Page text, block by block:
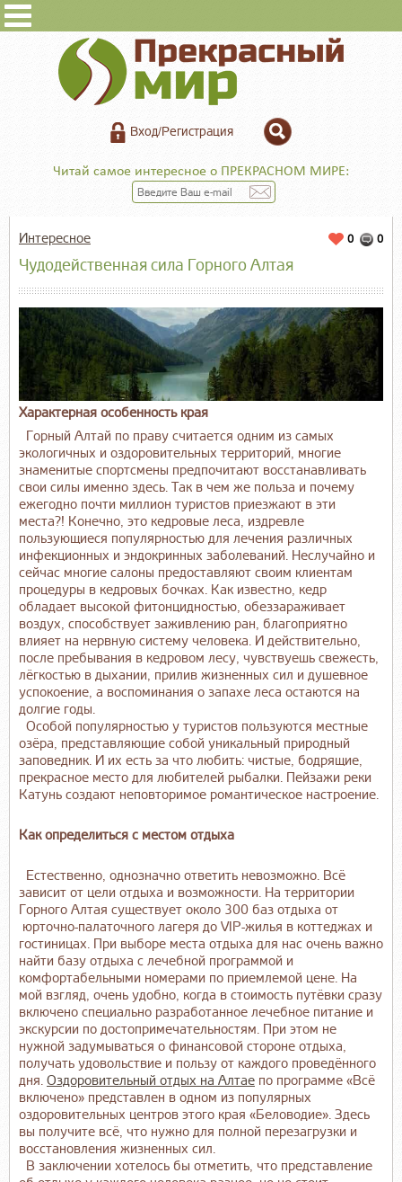
Вход/Регистрация
Читай самое интересное о ПРЕКРАСНОМ МИРЕ:
0
0
Интересное
Чудодейственная сила Горного Алтая
Характерная особенность края
Горный Алтай по праву считается одним из самых
экологичных и оздоровительных территорий, многие
знаменитые спортсмены предпочитают восстанавливать
свои силы именно здесь. Так в чем же польза и почему
ежегодно почти миллион туристов приезжают в эти
места?! Конечно, это кедровые леса, издревле
пользующиеся популярностью для лечения различных
инфекционных и эндокринных заболеваний. Неслучайно и
сейчас многие салоны предоставляют своим клиентам
процедуры в кедровых бочках. Как известно, кедр
обладает высокой фитонцидностью, обеззараживает
воздух, способствует заживлению ран, благоприятно
влияет на нервную систему человека. И действительно,
после пребывания в кедровом лесу, чувствуешь свежесть,
лёгкостью в дыхании, прилив жизненных сил и душевное
успокоение, а воспоминания о запахе леса остаются на
долгие годы.
Особой популярностью у туристов пользуются местные
озёра, представляющие собой уникальный природный
заповедник. И их есть за что любить: чистые, бодрящие,
прекрасное место для любителей рыбалки. Пейзажи реки
Катунь создают неповторимое романтическое настроение.
Как определиться с местом отдыха
Естественно, однозначно ответить невозможно. Всё
зависит от цели отдыха и возможности. На территории
Горного Алтая существует около 300 баз отдыха от
юрточно-палаточного лагеря до VIP-жилья в коттеджах и
гостиницах. При выборе места отдыха для нас очень важно
найти базу отдыха с лечебной программой и
комфортабельными номерами по приемлемой цене. На
мой взгляд, очень удобно, когда в стоимость путёвки сразу
включено специально разработанное лечебное питание и
экскурсии по достопримечательностям. При этом не
нужной задумываться о финансовой стороне отдыха,
получать удовольствие и пользу от каждого проведённого
дня. Оздоровительный отдых на Алтае по программе «Всё
включено» представлен в одном из популярных
оздоровительных центров этого края «Беловодие». Здесь
вы получите всё, что нужно для полной перезагрузки и
восстановления жизненных сил.
В заключении хотелось бы отметить, что представление